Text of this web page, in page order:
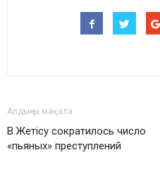
Алдыңғы мақала
В Жетісу сократилось число
«пьяных» преступлений